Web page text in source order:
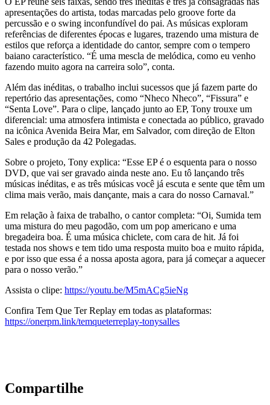
apresentações do artista, todas marcadas pelo groove forte da
percussão e o swing inconfundível do pai. As músicas exploram
referências de diferentes épocas e lugares, trazendo uma mistura de
estilos que reforça a identidade do cantor, sempre com o tempero
baiano característico. “É uma mescla de melódica, como eu venho
fazendo muito agora na carreira solo”, conta.
Além das inéditas, o trabalho inclui sucessos que já fazem parte do
repertório das apresentações, como “Nheco Nheco”, “Fissura” e
“Senta Love”. Para o clipe, lançado junto ao EP, Tony trouxe um
diferencial: uma atmosfera intimista e conectada ao público, gravado
na icônica Avenida Beira Mar, em Salvador, com direção de Elton
Sales e produção da 42 Polegadas.
Sobre o projeto, Tony explica: “Esse EP é o esquenta para o nosso
DVD, que vai ser gravado ainda neste ano. Eu tô lançando três
músicas inéditas, e as três músicas você já escuta e sente que têm um
clima mais verão, mais dançante, mais a cara do nosso Carnaval.”
Em relação à faixa de trabalho, o cantor completa: “Oi, Sumida tem
uma mistura do meu pagodão, com um pop americano e uma
bregadeira boa. É uma música chiclete, com cara de hit. Já foi
testada nos shows e tem tido uma resposta muito boa e muito rápida,
e por isso que essa é a nossa aposta agora, para já começar a aquecer
para o nosso verão.”
Assista o clipe: https://youtu.be/M5mACg5ieNg
Confira Tem Que Ter Replay em todas as plataformas:
https://onerpm.link/temqueterreplay-tonysalles
Compartilhe